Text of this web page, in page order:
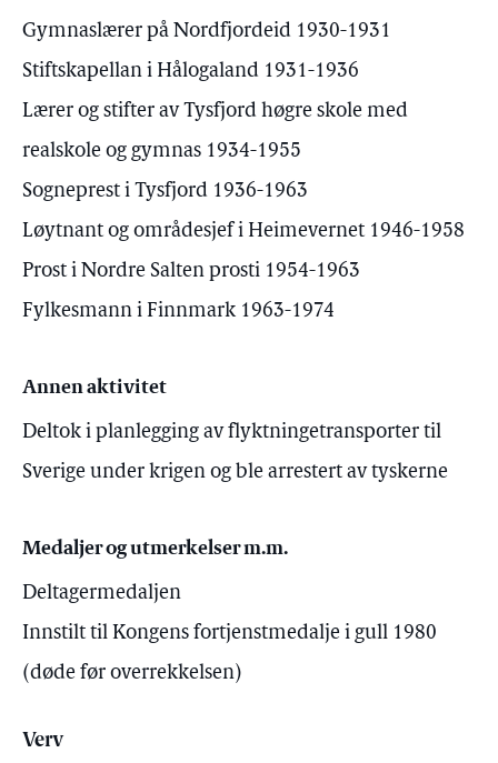
Gymnaslærer på Nordfjordeid 1930-1931
Stiftskapellan i Hålogaland 1931-1936
Lærer og stifter av Tysfjord høgre skole med
realskole og gymnas 1934-1955
Sogneprest i Tysfjord 1936-1963
Løytnant og områdesjef i Heimevernet 1946-1958
Prost i Nordre Salten prosti 1954-1963
Fylkesmann i Finnmark 1963-1974
Annen aktivitet
Deltok i planlegging av flyktningetransporter til
Sverige under krigen og ble arrestert av tyskerne
Medaljer og utmerkelser m.m.
Deltagermedaljen
Innstilt til Kongens fortjenstmedalje i gull 1980
(døde før overrekkelsen)
Verv